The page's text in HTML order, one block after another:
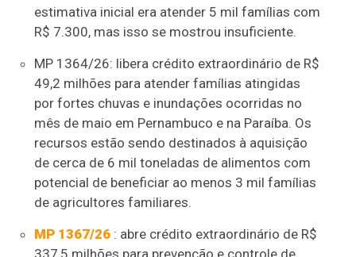
estimativa inicial era atender 5 mil famílias com
R$ 7.300, mas isso se mostrou insuficiente.
MP 1364/26: libera crédito extraordinário de R$
49,2 milhões para atender famílias atingidas
por fortes chuvas e inundações ocorridas no
mês de maio em Pernambuco e na Paraíba. Os
recursos estão sendo destinados à aquisição
de cerca de 6 mil toneladas de alimentos com
potencial de beneficiar ao menos 3 mil famílias
de agricultores familiares.
MP 1367/26: abre crédito extraordinário de R$
337,5 milhões para prevenção e controle de